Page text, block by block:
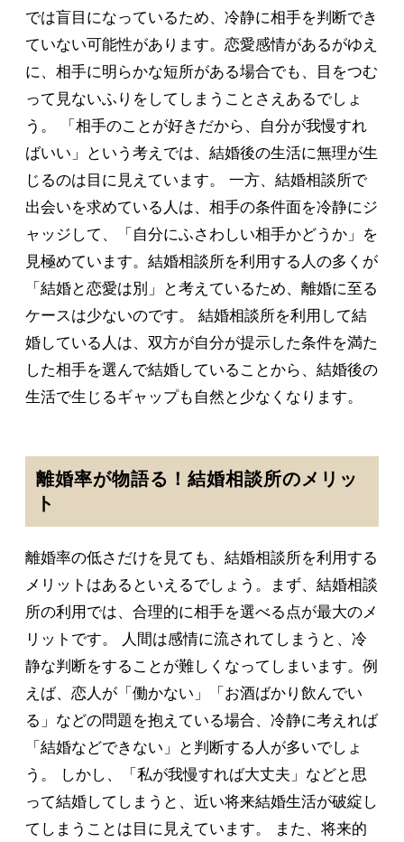
では盲目になっているため、冷静に相手を判断でき
ていない可能性があります。恋愛感情があるがゆえ
に、相手に明らかな短所がある場合でも、目をつむ
って見ないふりをしてしまうことさえあるでしょ
う。 「相手のことが好きだから、自分が我慢すれ
ばいい」という考えでは、結婚後の生活に無理が生
じるのは目に見えています。 一方、結婚相談所で
出会いを求めている人は、相手の条件面を冷静にジ
ャッジして、「自分にふさわしい相手かどうか」を
見極めています。結婚相談所を利用する人の多くが
「結婚と恋愛は別」と考えているため、離婚に至る
ケースは少ないのです。 結婚相談所を利用して結
婚している人は、双方が自分が提示した条件を満た
した相手を選んで結婚していることから、結婚後の
生活で生じるギャップも自然と少なくなります。
離婚率が物語る！結婚相談所のメリッ
ト
離婚率の低さだけを見ても、結婚相談所を利用する
メリットはあるといえるでしょう。まず、結婚相談
所の利用では、合理的に相手を選べる点が最大のメ
リットです。 人間は感情に流されてしまうと、冷
静な判断をすることが難しくなってしまいます。例
えば、恋人が「働かない」「お酒ばかり飲んでい
る」などの問題を抱えている場合、冷静に考えれば
「結婚などできない」と判断する人が多いでしょ
う。 しかし、「私が我慢すれば大丈夫」などと思
って結婚してしまうと、近い将来結婚生活が破綻し
てしまうことは目に見えています。 また、将来的